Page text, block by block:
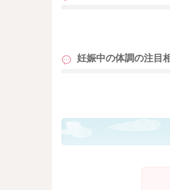
妊娠中の体調の注目